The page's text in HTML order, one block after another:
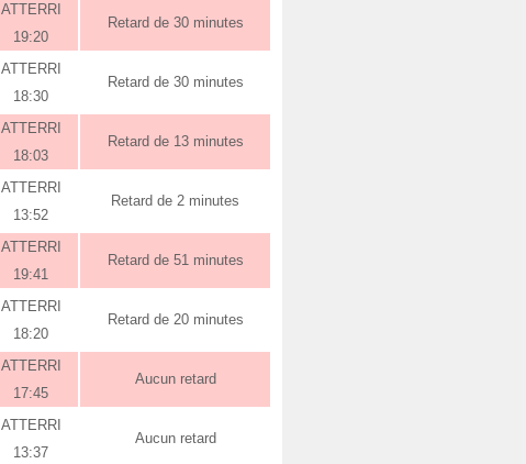
ATTERRI
19:20
Retard de 30 minutes
ATTERRI
18:30
Retard de 30 minutes
ATTERRI
18:03
Retard de 13 minutes
ATTERRI
13:52
Retard de 2 minutes
ATTERRI
19:41
Retard de 51 minutes
ATTERRI
18:20
Retard de 20 minutes
ATTERRI
17:45
Aucun retard
ATTERRI
13:37
Aucun retard